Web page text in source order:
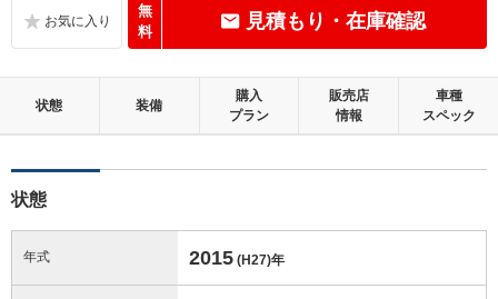
無
料
見積もり・在庫確認
状態 装備
購入
プラン
販売店
情報
車種
スペック
状態
年式 2015 (H27)年